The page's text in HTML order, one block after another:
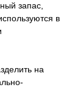
запас,
в
на